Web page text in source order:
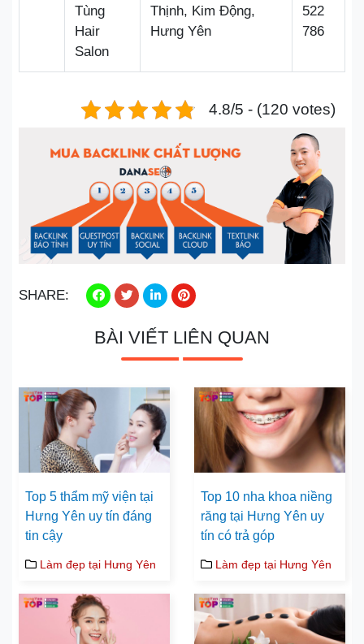
Tùng
Hair
Salon
Thịnh, Kim Động,
Hưng Yên
522
786
4.8/5 - (120 votes)
SHARE:
BÀI VIẾT LIÊN QUAN
Top 5 thẩm mỹ viện tại
Hưng Yên uy tín đáng
tin cậy
Làm đẹp tại Hưng Yên
Top 10 nha khoa niềng
răng tại Hưng Yên uy
tín có trả góp
Làm đẹp tại Hưng Yên